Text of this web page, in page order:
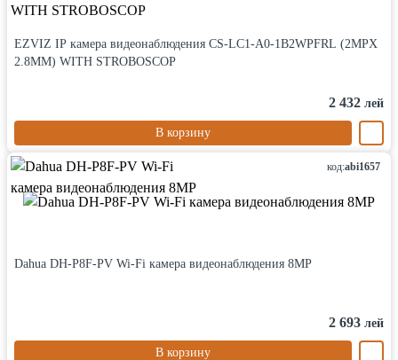
EZVIZ IP камера видеонаблюдения CS-LC1-A0-1B2WPFRL (2MPX
2.8MM) WITH STROBOSCOP
2 432 лей
В корзину
код:abi1657
Dahua DH-P8F-PV Wi-Fi камера видеонаблюдения 8MP
2 693 лей
В корзину